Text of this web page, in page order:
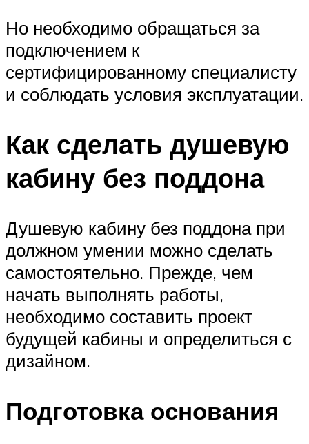
Но необходимо обращаться за
подключением к
сертифицированному специалисту
и соблюдать условия эксплуатации.
Как сделать душевую
кабину без поддона
Душевую кабину без поддона при
должном умении можно сделать
самостоятельно. Прежде, чем
начать выполнять работы,
необходимо составить проект
будущей кабины и определиться с
дизайном.
Подготовка основания